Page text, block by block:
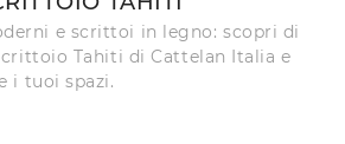
e scrittoi in legno: scopri di
Tahiti di Cattelan Italia e
i tuoi spazi.